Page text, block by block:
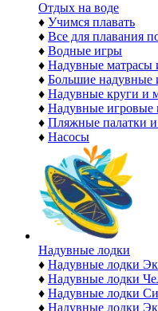
Отдых на воде
♦ Учимся плавать
♦ Все для плавания
♦ Водные игры
♦ Надувные матрасы
♦ Большие надувные
♦ Надувные круги и
♦ Надувные игровые
♦ Пляжные палатки и
♦ Насосы
Надувные лодки
♦ Надувные лодки
♦ Надувные лодки
♦ Надувные лодки
♦ Надувные лодки